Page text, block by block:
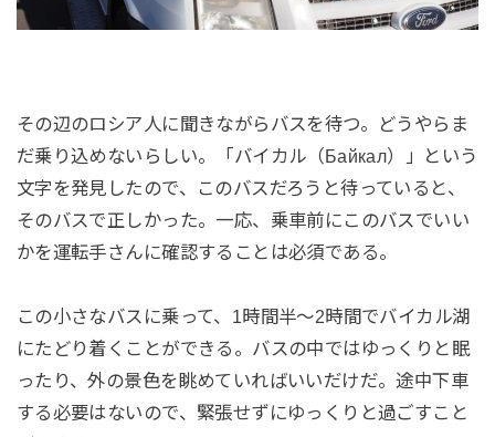
その辺のロシア人に聞きながらバスを待つ。どうやらま
だ乗り込めないらしい。「バイカル（Байкал）」という
文字を発見したので、このバスだろうと待っていると、
そのバスで正しかった。一応、乗車前にこのバスでいい
かを運転手さんに確認することは必須である。
この小さなバスに乗って、1時間半〜2時間でバイカル湖
にたどり着くことができる。バスの中ではゆっくりと眠
ったり、外の景色を眺めていればいいだけだ。途中下車
する必要はないので、緊張せずにゆっくりと過ごすこと